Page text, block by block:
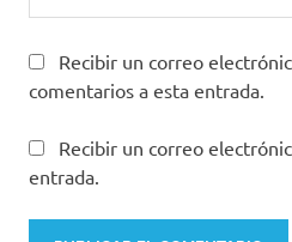
Recibir un correo
comentarios a esta entrada.
Recibir un correo
entrada.